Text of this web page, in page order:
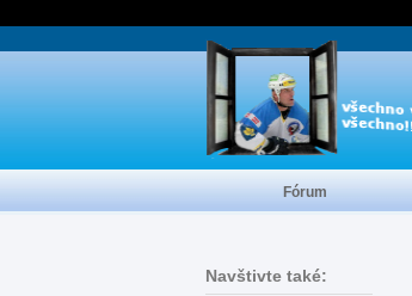
Navštivte také:
Fórum